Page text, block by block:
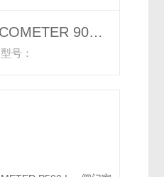
英国易高ELCOMETER 900混凝土裂纹显微镜
型号：